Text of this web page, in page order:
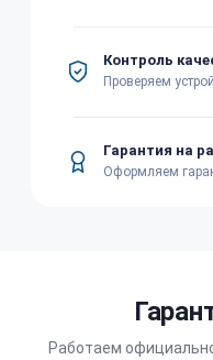
Контроль
Проверяем
Гарантия на
Оформляем
Работаем